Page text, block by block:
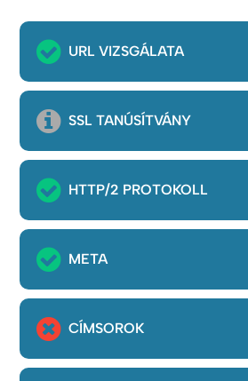
URL VIZSGÁLATA
SSL TANÚSÍTVÁNY
HTTP/2 PROTOKOLL
META
CÍMSOROK